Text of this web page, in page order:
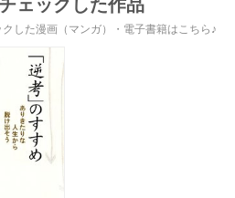
ェックした作品
した漫画（マンガ）・電子書籍はこちら♪